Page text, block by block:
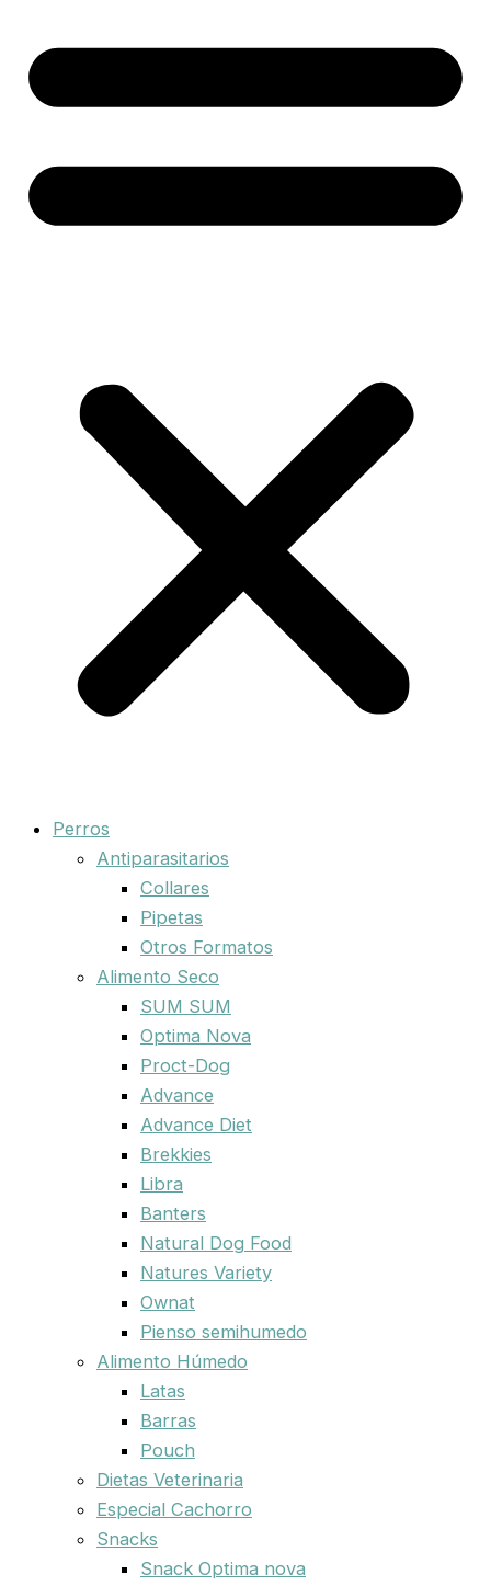
Perros
Antiparasitarios
Collares
Pipetas
Otros Formatos
Alimento Seco
SUM SUM
Optima Nova
Proct-Dog
Advance
Advance Diet
Brekkies
Libra
Banters
Natural Dog Food
Natures Variety
Ownat
Pienso semihumedo
Alimento Húmedo
Latas
Barras
Pouch
Dietas Veterinaria
Especial Cachorro
Snacks
Snack Optima nova